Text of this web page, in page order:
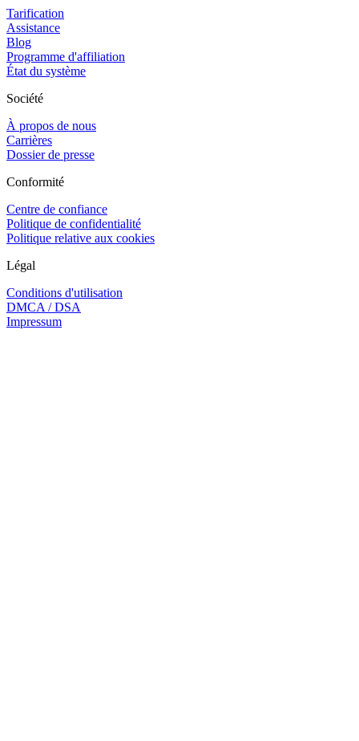
Tarification
Assistance
Blog
Programme d'affiliation
État du système
Société
À propos de nous
Carrières
Dossier de presse
Conformité
Centre de confiance
Politique de confidentialité
Politique relative aux cookies
Légal
Conditions d'utilisation
DMCA / DSA
Impressum